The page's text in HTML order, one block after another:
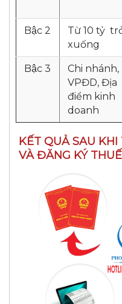
Bậc 2
Từ 10 tỷ
xuống
Bậc 3
Chi nhánh,
VPĐD, Địa
điểm kinh
doanh
KẾT QUẢ SAU
VÀ ĐĂNG KÝ